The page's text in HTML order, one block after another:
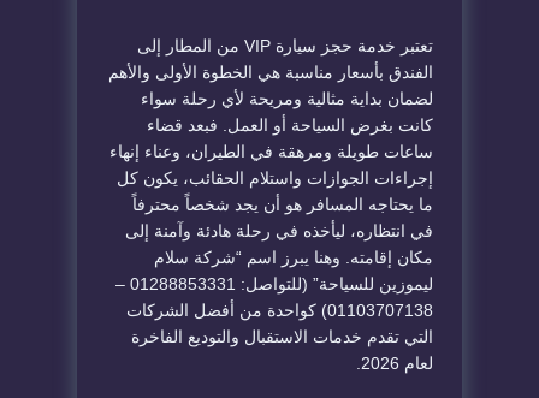
تعتبر خدمة حجز
سيارة VIP من المطار إلى
الفندق بأسعار مناسبة هي الخطوة الأولى والأهم
لضمان بداية مثالية ومريحة لأي رحلة سواء
كانت بغرض السياحة أو العمل. فبعد قضاء
ساعات طويلة ومرهقة في الطيران، وعناء إنهاء
إجراءات الجوازات واستلام الحقائب، يكون كل
ما يحتاجه المسافر هو أن يجد شخصاً محترفاً
في انتظاره، ليأخذه في رحلة هادئة وآمنة إلى
مكان إقامته. وهنا يبرز اسم “شركة سلام
ليموزين للسياحة” (للتواصل: 01288853331 –
01103707138) كواحدة من أفضل الشركات
التي تقدم خدمات الاستقبال والتوديع الفاخرة
لعام 2026.